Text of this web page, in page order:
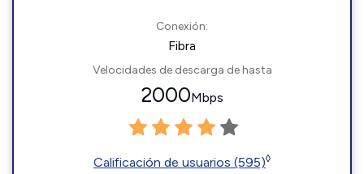
Conexión:
Fibra
Velocidades de descarga de hasta
2000Mbps
Calificación de usuarios (595)◊